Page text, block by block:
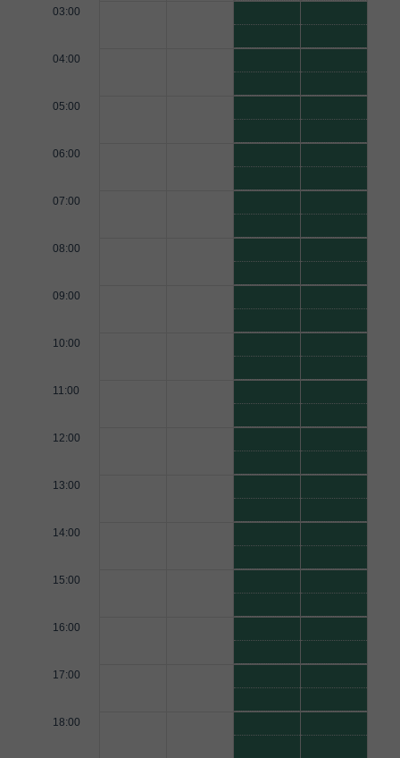
03:00
04:00
05:00
06:00
07:00
08:00
09:00
10:00
11:00
12:00
13:00
14:00
15:00
16:00
17:00
18:00